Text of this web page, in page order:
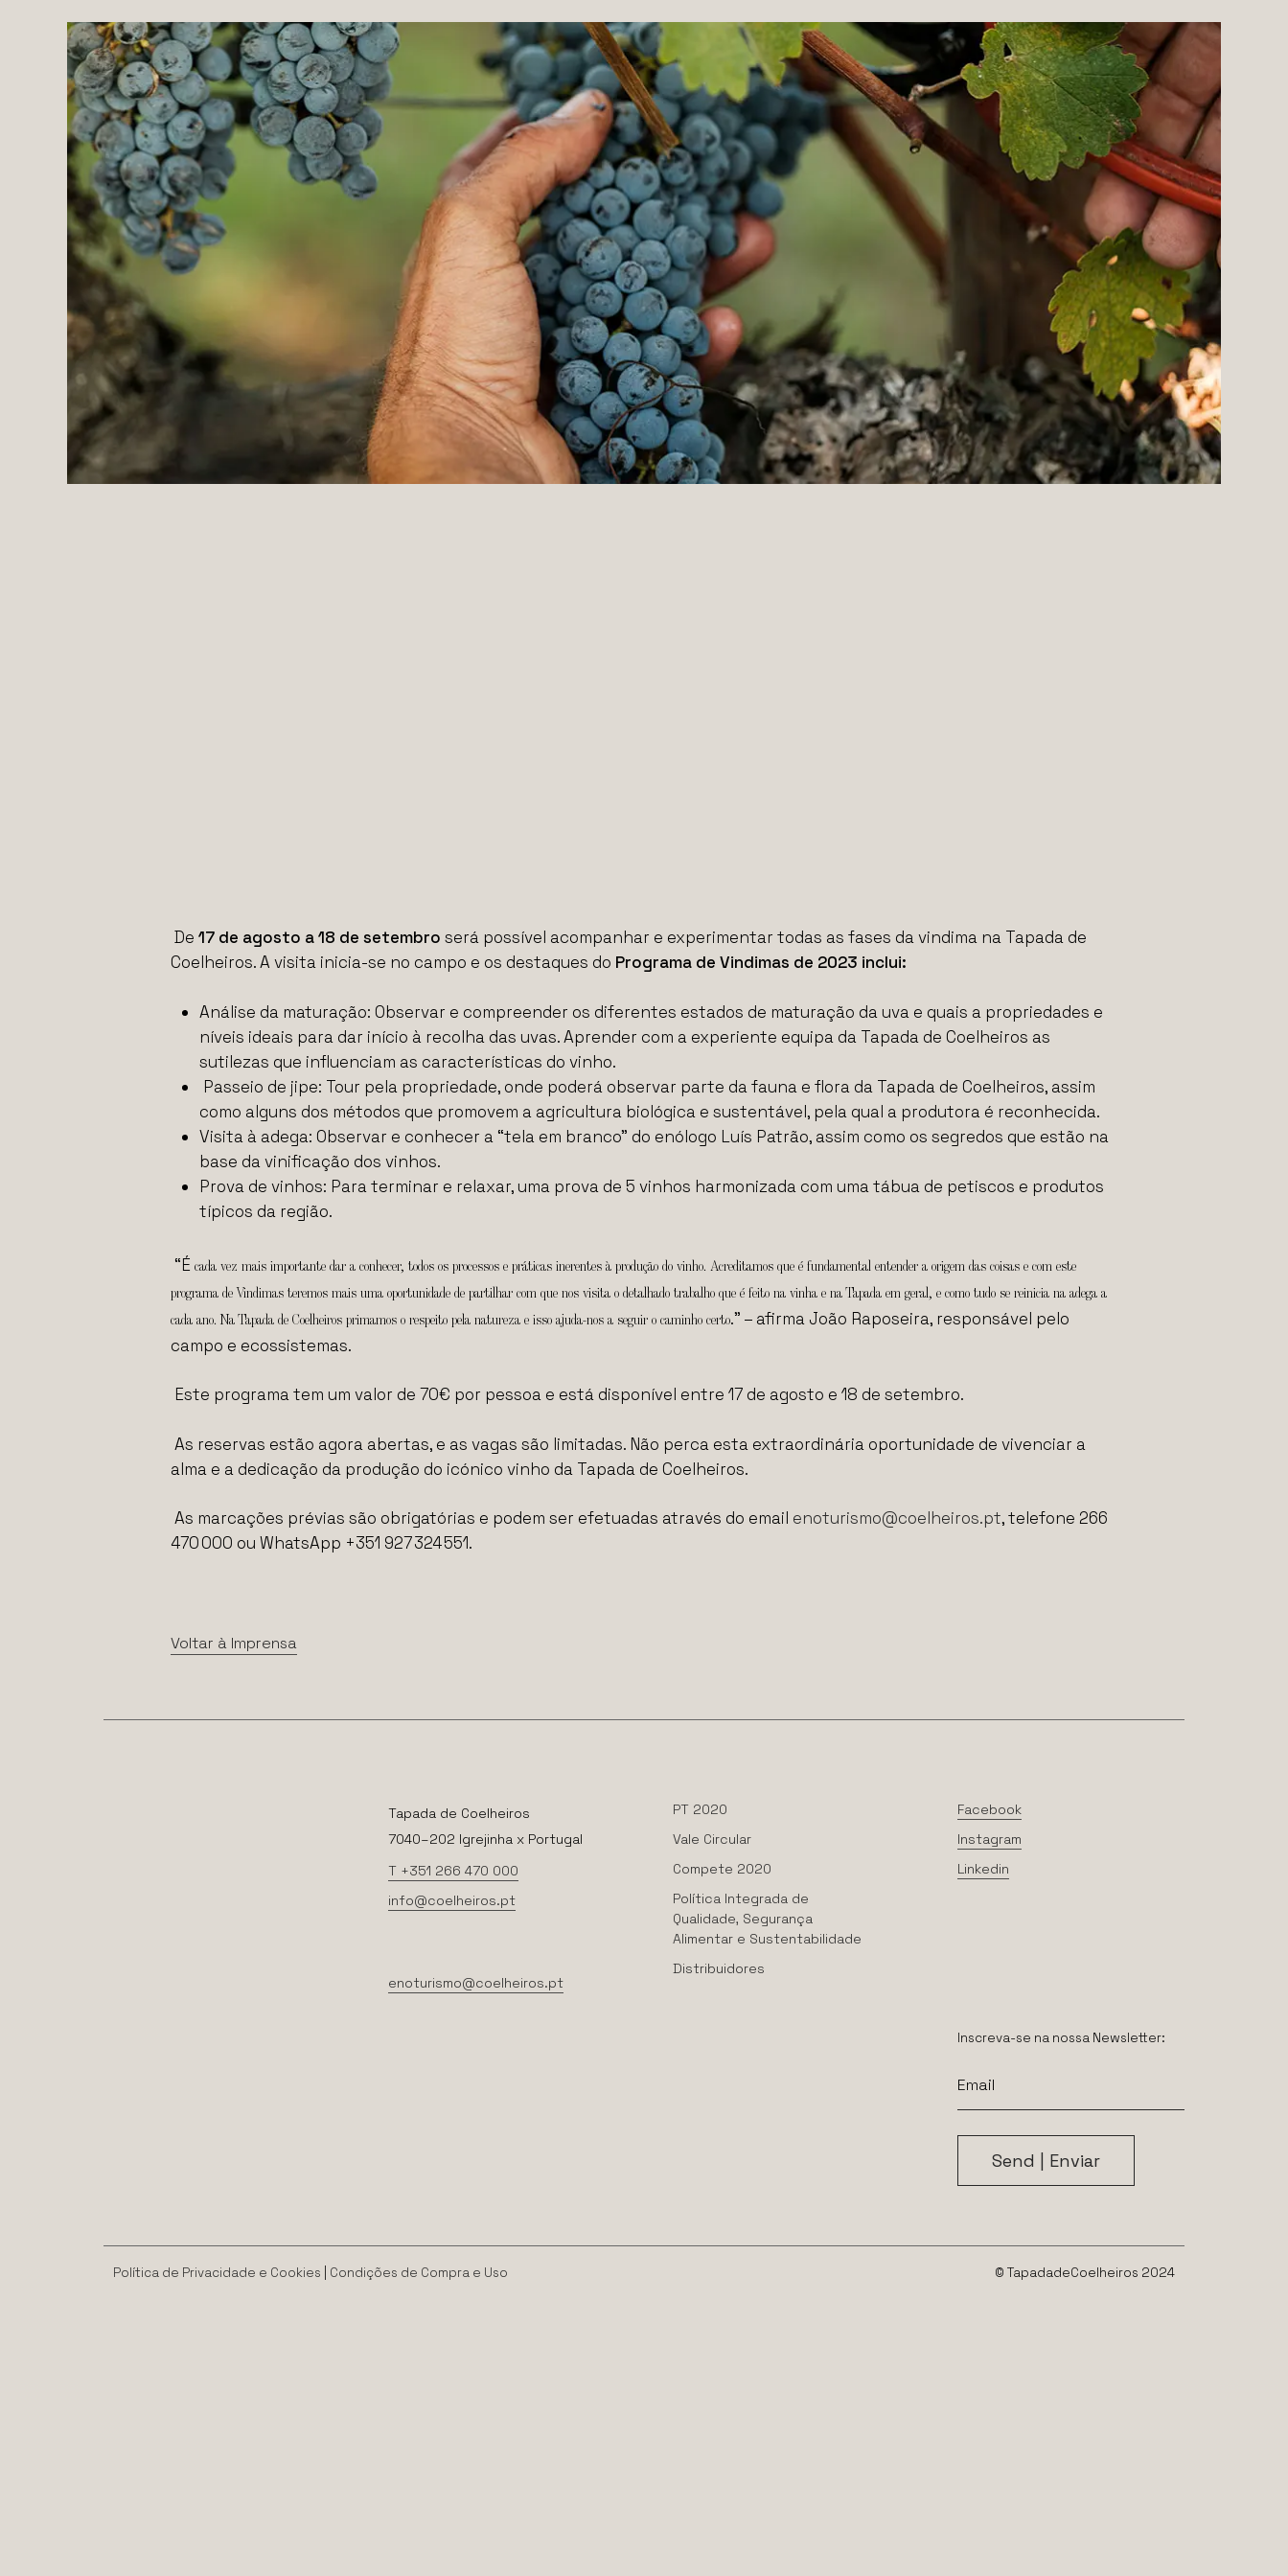
De 17 de agosto a 18 de setembro será possível acompanhar e experimentar todas as fases da vindima na Tapada de
Coelheiros. A visita inicia-se no campo e os destaques do Programa de Vindimas de 2023 inclui:
Análise da maturação: Observar e compreender os diferentes estados de maturação da uva e quais a propriedades e
níveis ideais para dar início à recolha das uvas. Aprender com a experiente equipa da Tapada de Coelheiros as
sutilezas que influenciam as características do vinho.
Passeio de jipe: Tour pela propriedade, onde poderá observar parte da fauna e flora da Tapada de Coelheiros, assim
como alguns dos métodos que promovem a agricultura biológica e sustentável, pela qual a produtora é reconhecida.
Visita à adega: Observar e conhecer a “tela em branco” do enólogo Luís Patrão, assim como os segredos que estão na
base da vinificação dos vinhos.
Prova de vinhos: Para terminar e relaxar, uma prova de 5 vinhos harmonizada com uma tábua de petiscos e produtos
típicos da região.
“É cada vez mais importante dar a conhecer, todos os processos e práticas inerentes à produção do vinho. Acreditamos que é fundamental entender a origem das coisas e com este
programa de Vindimas teremos mais uma oportunidade de partilhar com que nos visita o detalhado trabalho que é feito na vinha e na Tapada em geral, e como tudo se reinicia na adega a
cada ano. Na Tapada de Coelheiros primamos o respeito pela natureza e isso ajuda-nos a seguir o caminho certo.” – afirma João Raposeira, responsável pelo
campo e ecossistemas.
Este programa tem um valor de 70€ por pessoa e está disponível entre 17 de agosto e 18 de setembro.
As reservas estão agora abertas, e as vagas são limitadas. Não perca esta extraordinária oportunidade de vivenciar a
alma e a dedicação da produção do icónico vinho da Tapada de Coelheiros.
As marcações prévias são obrigatórias e podem ser efetuadas através do email enoturismo@coelheiros.pt, telefone 266
470 000 ou WhatsApp +351 927 324 551.
Voltar à Imprensa
Tapada de Coelheiros
7040–202 Igrejinha x Portugal
T +351 266 470 000
info@coelheiros.pt
enoturismo@coelheiros.pt
PT 2020
Vale Circular
Compete 2020
Política Integrada de
Qualidade, Segurança
Alimentar e Sustentabilidade
Distribuidores
Facebook
Instagram
Linkedin
Inscreva-se na nossa Newsletter:
Política de Privacidade e Cookies Condições de Compra e Uso © TapadadeCoelheiros 2024